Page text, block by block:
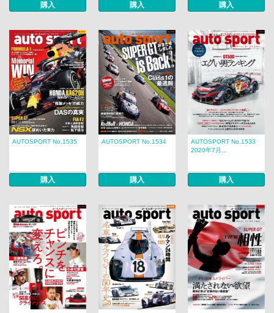
購入 購入 購入
AUTOSPORT No.1535
購入
AUTOSPORT No.1534
購入
AUTOSPORT No.1533
2020年7月...
購入